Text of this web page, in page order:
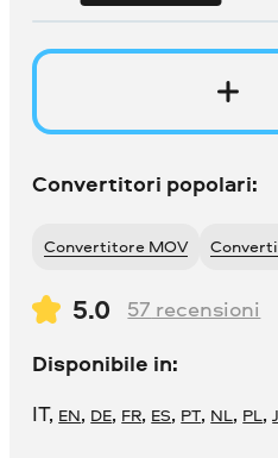
Convertitori popolari:
Convertitore MOV
5.0 57 recensioni
Disponibile in:
IT, EN, DE, FR, ES, PT, NL, PL,